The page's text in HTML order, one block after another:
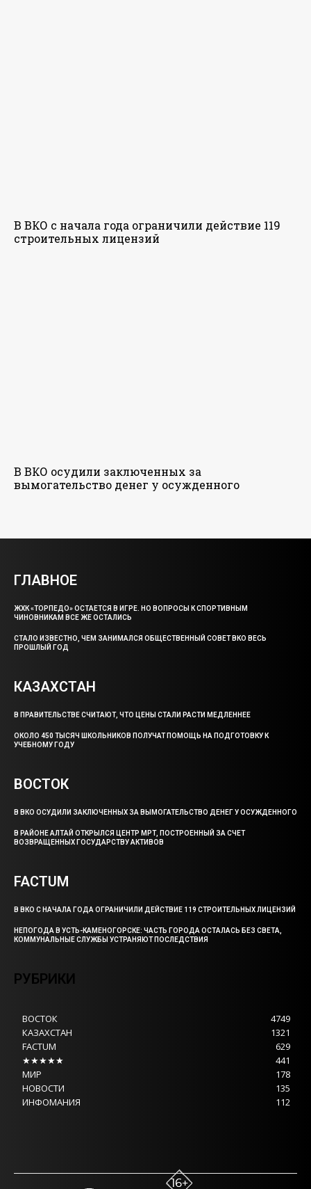
В ВКО с начала года ограничили действие 119
строительных лицензий
В ВКО осудили заключенных за
вымогательство денег у осужденного
ГЛАВНОЕ
ЖХК «ТОРПЕДО» ОСТАЕТСЯ В ИГРЕ. НО ВОПРОСЫ К СПОРТИВНЫМ
ЧИНОВНИКАМ ВСЕ ЖЕ ОСТАЛИСЬ
СТАЛО ИЗВЕСТНО, ЧЕМ ЗАНИМАЛСЯ ОБЩЕСТВЕННЫЙ СОВЕТ ВКО ВЕСЬ
ПРОШЛЫЙ ГОД
КАЗАХСТАН
В ПРАВИТЕЛЬСТВЕ СЧИТАЮТ, ЧТО ЦЕНЫ СТАЛИ РАСТИ МЕДЛЕННЕЕ
ОКОЛО 450 ТЫСЯЧ ШКОЛЬНИКОВ ПОЛУЧАТ ПОМОЩЬ НА ПОДГОТОВКУ К
УЧЕБНОМУ ГОДУ
ВОСТОК
В ВКО ОСУДИЛИ ЗАКЛЮЧЕННЫХ ЗА ВЫМОГАТЕЛЬСТВО ДЕНЕГ У ОСУЖДЕННОГО
В РАЙОНЕ АЛТАЙ ОТКРЫЛСЯ ЦЕНТР МРТ, ПОСТРОЕННЫЙ ЗА СЧЕТ
ВОЗВРАЩЕННЫХ ГОСУДАРСТВУ АКТИВОВ
FACTUM
В ВКО С НАЧАЛА ГОДА ОГРАНИЧИЛИ ДЕЙСТВИЕ 119 СТРОИТЕЛЬНЫХ ЛИЦЕНЗИЙ
НЕПОГОДА В УСТЬ-КАМЕНОГОРСКЕ: ЧАСТЬ ГОРОДА ОСТАЛАСЬ БЕЗ СВЕТА,
КОММУНАЛЬНЫЕ СЛУЖБЫ УСТРАНЯЮТ ПОСЛЕДСТВИЯ
РУБРИКИ
ВОСТОК
4749
КАЗАХСТАН
1321
FACTUM
629
★★★★★
441
МИР
178
НОВОСТИ
135
ИНФОМАНИЯ
112